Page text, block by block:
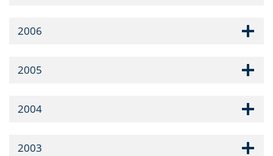
2006
2005
2004
2003